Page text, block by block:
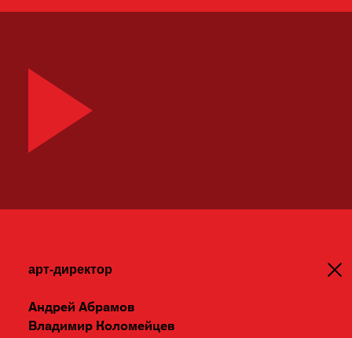
Все эти яркие символы мы соединили в
арт-директор
Андрей Абрамов
Владимир Коломейцев